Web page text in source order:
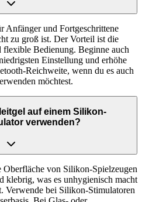
Anfänger und Fortgeschrittene
zu groß ist. Der Vorteil ist die
flexible Bedienung. Beginne auch
Einstellung und erhöhe
Reichweite, wenn du es auch
möchtest.
auf einem Silikon-
verwenden?
von Silikon-Spielzeugen
klebrig, was es unhygienisch macht
Verwende bei Silikon-Stimulatoren